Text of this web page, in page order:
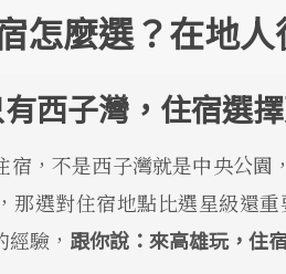
怎麼選？在地
西子灣，住宿選
宿，不是西子灣就是中央公
那選對住宿地點比選星級還
驗， 跟你說：來高雄玩，住